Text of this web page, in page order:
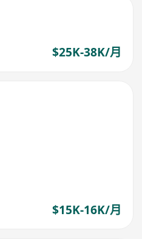
$25K-38K/月
$15K-16K/月